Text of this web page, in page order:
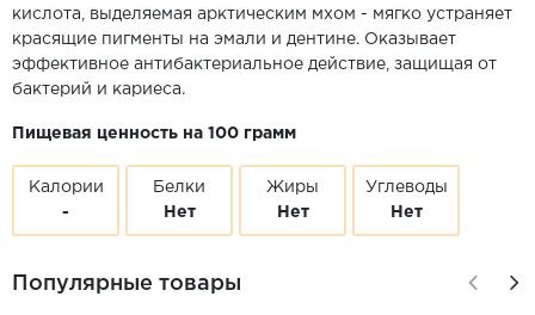
кислота, выделяемая арктическим мхом - мягко устраняет
красящие пигменты на эмали и дентине. Оказывает
эффективное антибактериальное действие, защищая от
бактерий и кариеса.
Пищевая ценность на 100 грамм
Калории
-
Белки
Нет
Жиры
Нет
Углеводы
Нет
Популярные товары